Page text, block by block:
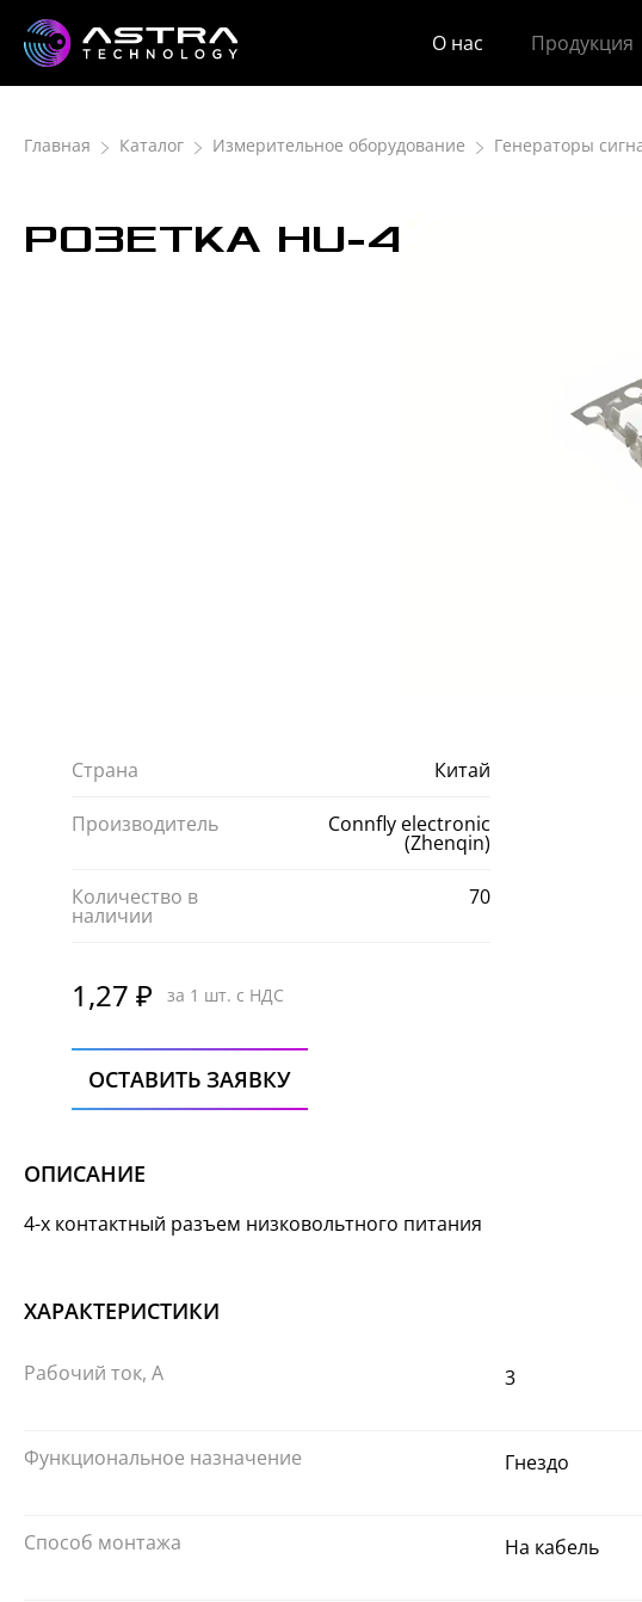
О нас Продукция
Главная Каталог Измерительное оборудование Генераторы
РОЗЕТКА HU-4
Страна Китай
Производитель Connfly electronic
(Zhenqin)
Количество в
наличии
70
1,27 ₽ за 1 шт. с НДС
ОСТАВИТЬ ЗАЯВКУ
ОПИСАНИЕ
4-х контактный разъем низковольтного питания
ХАРАКТЕРИСТИКИ
Рабочий ток, А 3
Функциональное назначение Гнездо
Способ монтажа На кабель